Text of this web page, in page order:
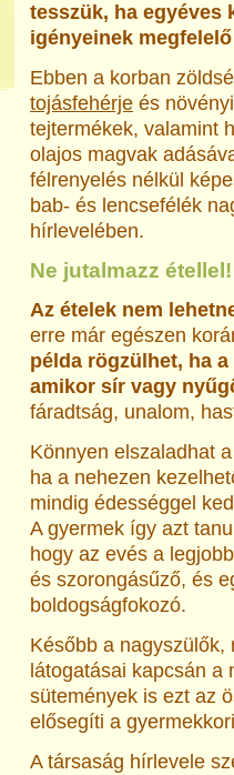
tesszük, ha egyéves
igényeinek
Ebben a korban
tojásfehérje és
tejtermékek, valamint
olajos magvak
félrenyelés nélkül
bab- és lencsefélék
hírlevelében.
Ne jutalmazz étellel!
Az ételek nem
erre már egészen
példa rögzülhet, ha
amikor sír vagy
fáradtság, unalom,
Könnyen elszaladhat
ha a nehezen
mindig édességgel
A gyermek így azt
hogy az evés a
és szorongásűző, és
boldogságfokozó.
Később a nagyszülők,
látogatásai kapcsán
sütemények is ezt az
elősegíti a
A társaság hírlevele